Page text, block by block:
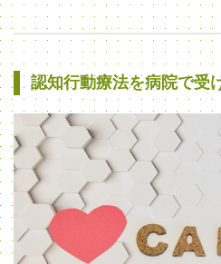
認知行動療法を病院で受